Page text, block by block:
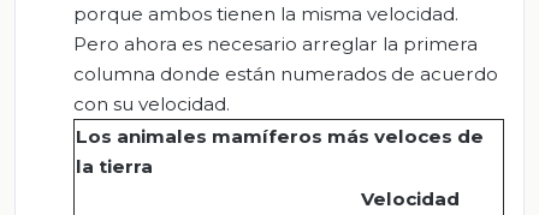
porque ambos tienen la misma velocidad.
Pero ahora es necesario arreglar la primera
columna donde están numerados de acuerdo
con su velocidad.
Los animales mamíferos más veloces de
la tierra
Velocidad